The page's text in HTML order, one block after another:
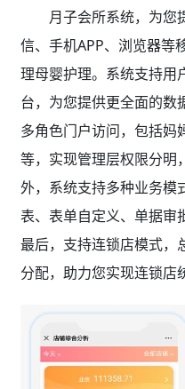
月子会所系统，为您
信、手机APP、浏览器等
理母婴护理。系统支持用
台，为您提供更全面的数
多角色门户访问，包括妈
等，实现管理层权限分明
外，系统支持多种业务模
表、表单自定义、单据审
最后，支持连锁店模式，
分配，助力您实现连锁店